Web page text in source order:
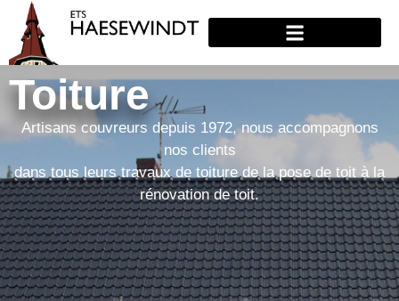
Toiture
Artisans couvreurs depuis 1972, nous accompagnons
nos clients
dans tous leurs travaux de toiture de la pose de toit à la
rénovation de toit.